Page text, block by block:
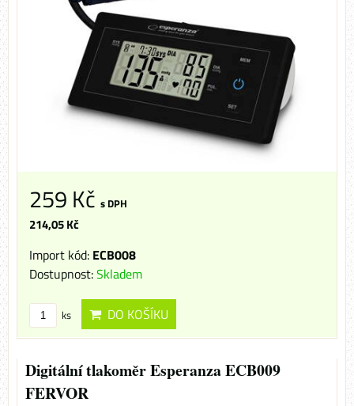
259 Kč s DPH
214,05 Kč
Import kód: ECB008
Dostupnost:Skladem
ks DO KOŠÍKU
Digitální tlakoměr Esperanza ECB009
FERVOR